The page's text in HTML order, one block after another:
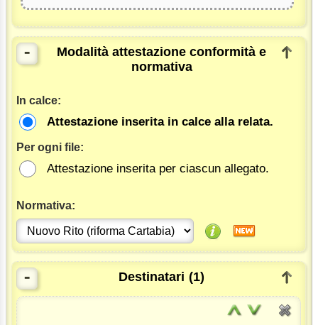
-
Modalità attestazione conformità e
normativa
In calce:
Attestazione inserita in calce alla relata.
Per ogni file:
Attestazione inserita per ciascun allegato.
Normativa:
- Destinatari (1)